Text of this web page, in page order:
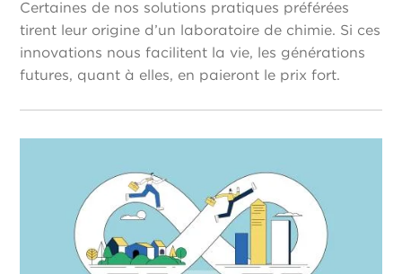
Certaines de nos solutions pratiques préférées
tirent leur origine d’un laboratoire de chimie. Si ces
innovations nous facilitent la vie, les générations
futures, quant à elles, en paieront le prix fort.